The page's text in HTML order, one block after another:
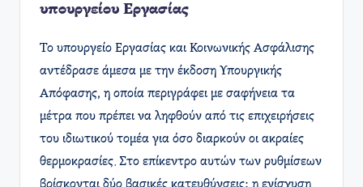
υπουργείου Εργασίας
Το υπουργείο Εργασίας και Κοινωνικής Ασφάλισης
αντέδρασε άμεσα με την έκδοση Υπουργικής
Απόφασης, η οποία περιγράφει με σαφήνεια τα
μέτρα που πρέπει να ληφθούν από τις επιχειρήσεις
του ιδιωτικού τομέα για όσο διαρκούν οι ακραίες
θερμοκρασίες. Στο επίκεντρο αυτών των ρυθμίσεων